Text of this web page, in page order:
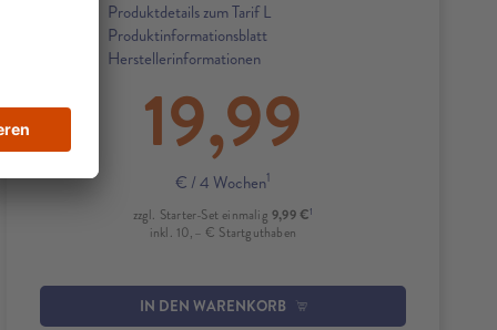
Produktdetails zum Tarif L
Produktinformationsblatt
Herstellerinformationen
19,99
€ / 4 Wochen1
zzgl. Starter-Set einmalig 9,99 €1
inkl. 10,– € Startguthaben
IN DEN WARENKORB